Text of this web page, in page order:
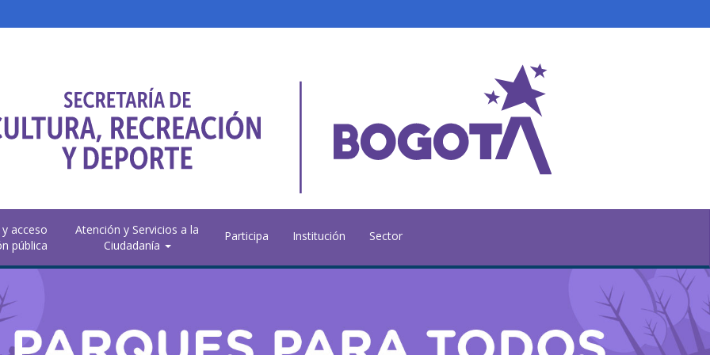
acceso
pública
Atención y Servicios a la
Ciudadanía
Participa Institución Sector